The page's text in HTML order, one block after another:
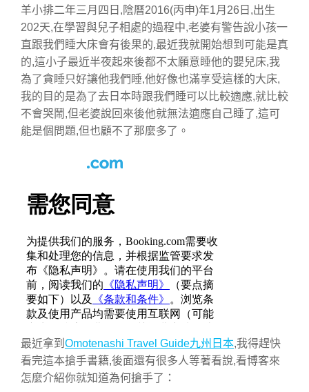
羊小排二年三月四日,陰曆2016(丙申)年1月26日,出生
202天,在學習與兒子相處的過程中,老婆有警告說小孩一
直跟我們睡大床會有後果的,最近我就開始想到可能是真
的,這小子最近半夜起來後都不太願意睡他的嬰兒床,我
為了貪睡只好讓他我們睡,他好像也滿享受這樣的大床,
我的目的是為了去日本時跟我們睡可以比較適應,就比較
不會哭鬧,但老婆說回來後他就無法適應自己睡了,這可
能是個問題,但也顧不了那麼多了。
最近拿到 Omotenashi Travel Guide九州日本,我得趕快
看完這本搶手書籍,後面還有很多人等著看說,看博客來
怎麼介紹你就知道為何搶手了：